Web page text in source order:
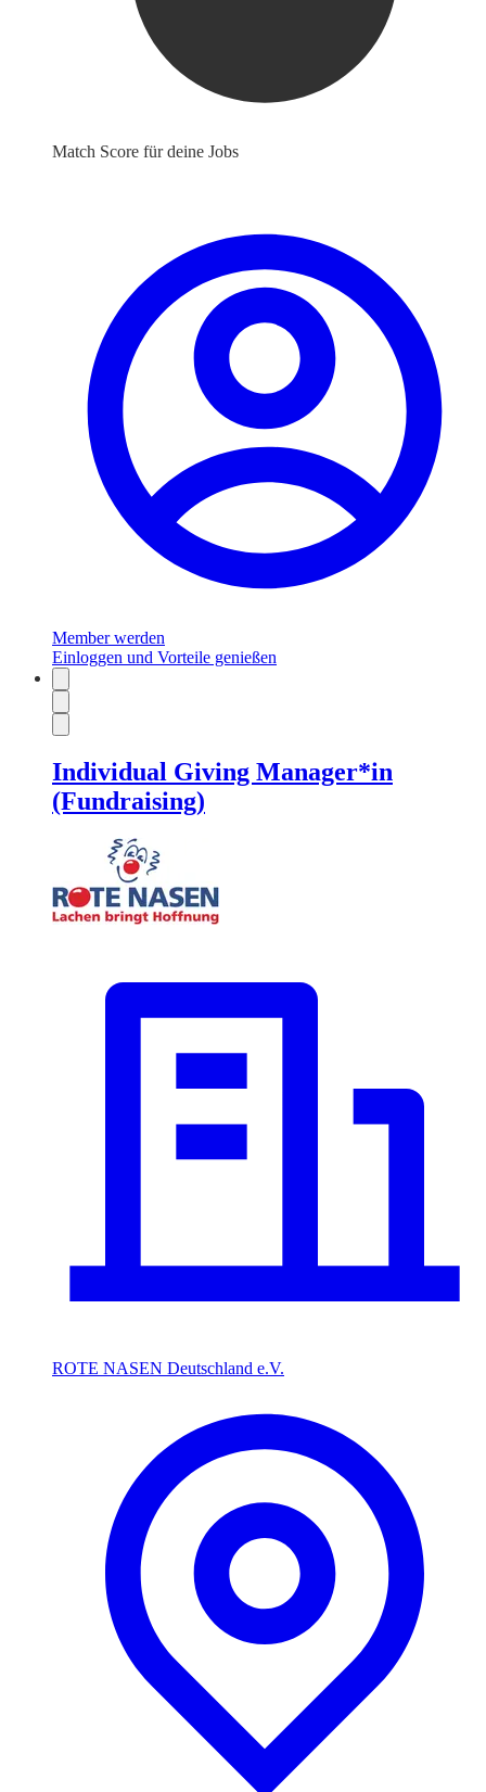
Match Score für deine Jobs
Member werden
Einloggen und Vorteile genießen
Individual Giving Manager*in
(Fundraising)
ROTE NASEN Deutschland e.V.